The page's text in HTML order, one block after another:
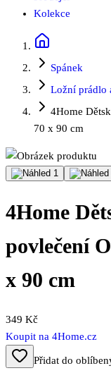
Kolekce
Spánek
Ložní prádlo
4Home
70 x 90 cm
4Home
povlečení
x 90 cm
349 Kč
Koupit na 4Home.cz
Přidat do